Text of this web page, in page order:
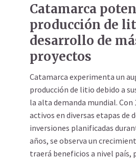
Catamarca
producción de
desarrollo de
proyectos
Catamarca experimenta un
producción de litio debido a
la alta demanda mundial. Con
activos en diversas etapas de
inversiones planificadas
años, se observa un
traerá beneficios a nivel país,